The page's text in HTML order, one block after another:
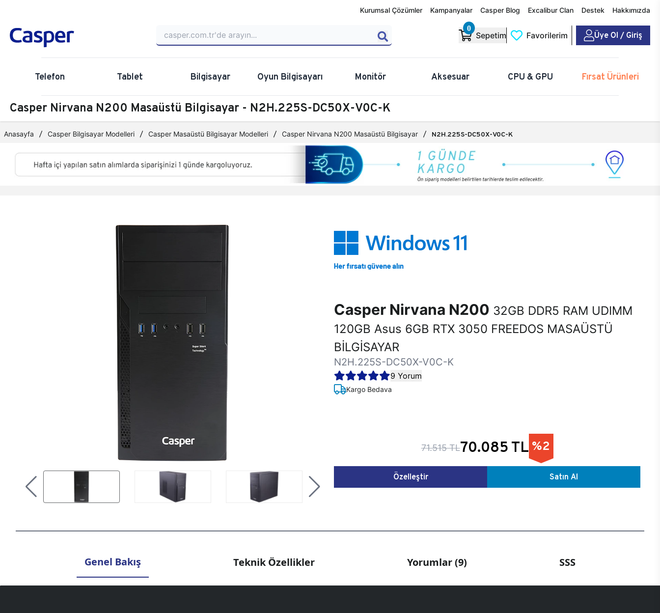
Kurumsal Çözümler Kampanyalar Casper Blog Excalibur Clan Destek Hakkımızda
0
Sepetim Favorilerim Üye Ol / Giriş
Telefon Tablet Bilgisayar Oyun Bilgisayarı Monitör Aksesuar CPU & GPU Fırsat Ürünleri
Casper Nirvana N200 Masaüstü Bilgisayar - N2H.225S-DC50X-V0C-K
Anasayfa Casper Bilgisayar Modelleri Casper Masaüstü Bilgisayar Modelleri Casper Nirvana N200 Masaüstü Bilgisayar N2H.225S-DC50X-V0C-K
Casper Nirvana N200 32GB DDR5 RAM UDIMM
120GB Asus 6GB RTX 3050 FREEDOS MASAÜSTÜ
BİLGİSAYAR
N2H.225S-DC50X-V0C-K
9 Yorum
Kargo Bedava
71.515 TL70.085 TL %2
Özelleştir Satın Al
Genel Bakış Teknik Özellikler Yorumlar (9) SSS